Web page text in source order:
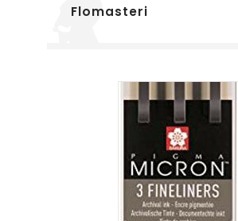
Flomasteri